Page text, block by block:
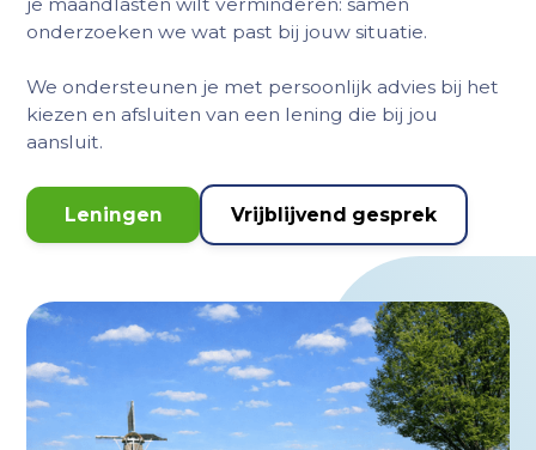
je maandlasten wilt verminderen: samen
onderzoeken we wat past bij jouw situatie.
We ondersteunen je met persoonlijk advies bij het
kiezen en afsluiten van een lening die bij jou
aansluit.
Leningen Vrijblijvend gesprek